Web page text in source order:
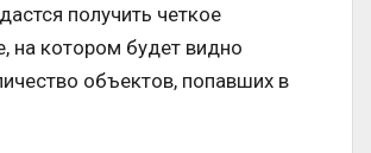
получить четкое
на котором будет видно
объектов, попавших в